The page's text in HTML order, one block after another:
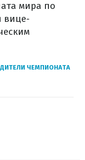
мира по
вице-
ЧЕМПИОНАТА